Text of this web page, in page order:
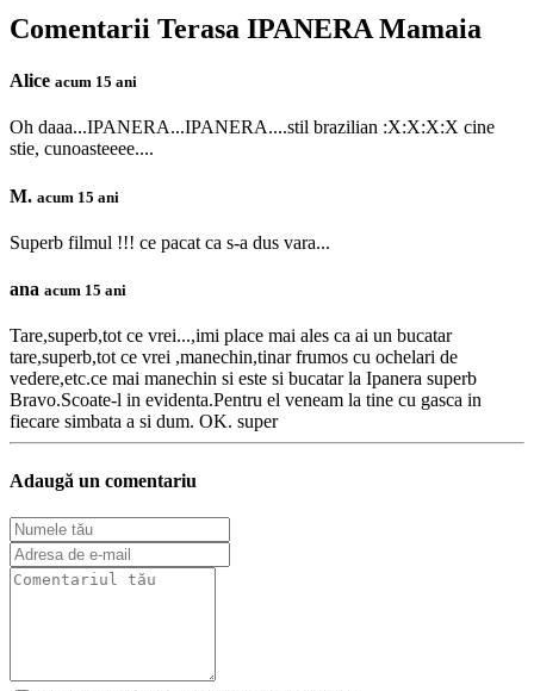
Comentarii Terasa IPANERA Mamaia
Alice acum 15 ani
Oh daaa...IPANERA...IPANERA....stil brazilian :X:X:X:X cine
stie, cunoasteeee....
M. acum 15 ani
Superb filmul !!! ce pacat ca s-a dus vara...
ana acum 15 ani
Tare,superb,tot ce vrei...,imi place mai ales ca ai un bucatar
tare,superb,tot ce vrei ,manechin,tinar frumos cu ochelari de
vedere,etc.ce mai manechin si este si bucatar la Ipanera superb
Bravo.Scoate-l in evidenta.Pentru el veneam la tine cu gasca in
fiecare simbata a si dum. OK. super
Adaugă un comentariu